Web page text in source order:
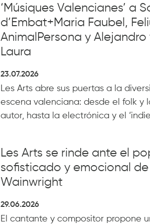
‘Músiques Valencianes’ a
d’Embat+Maria Faubel,
AnimalPersona y Alejandro
Laura
23.07.2026
Les Arts abre sus puertas a la
escena valenciana: desde el folk y
autor, hasta la electrónica y el
Les Arts se rinde ante el
sofisticado y emocional de
Wainwright
29.06.2026
El cantante y compositor propone